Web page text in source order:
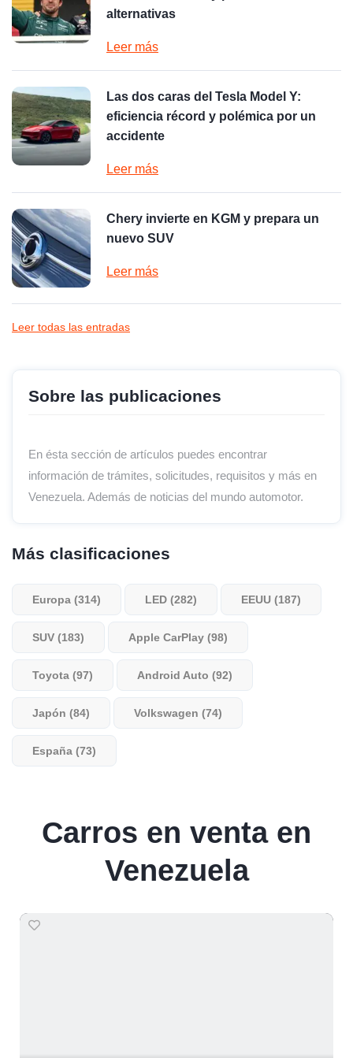
alternativas
Leer más
Las dos caras del Tesla Model Y:
eficiencia récord y polémica por un
accidente
Leer más
Chery invierte en KGM y prepara un
nuevo SUV
Leer más
Leer todas las entradas
Sobre las publicaciones
En ésta sección de artículos puedes encontrar
información de trámites, solicitudes, requisitos y más en
Venezuela. Además de noticias del mundo automotor.
Más clasificaciones
Europa (314) LED (282) EEUU (187)
SUV (183) Apple CarPlay (98)
Toyota (97) Android Auto (92)
Japón (84) Volkswagen (74)
España (73)
Carros en venta en
Venezuela